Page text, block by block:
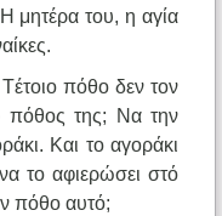
μητέρα του, η αγία
πόθο δεν τον
πόθος της; Nα την
Kαι το αγοράκι
να το αφιερώσει στό
πόθο αυτό;